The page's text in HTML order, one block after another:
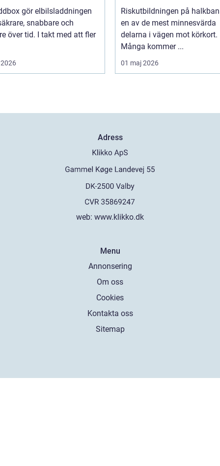
gör elbilsladdningen
snabbare och
över tid. I takt med att fler
Riskutbildningen på
en av de mest minnesvärda
delarna i vägen mot körkort.
Många kommer ...
01 maj 2026
Adress
web: www.klikko.dk
Menu
Annonsering
Om oss
Cookies
Kontakta oss
Sitemap